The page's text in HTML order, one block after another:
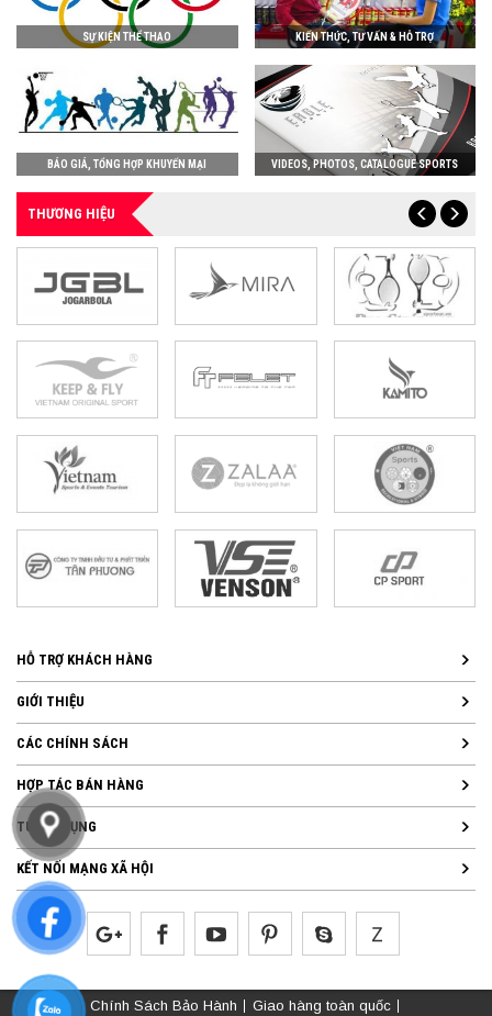
SỰ KIỆN THỂ THAO KIẾN THỨC, TƯ VẤN & HỖ TRỢ
BÁO GIÁ, TỔNG HỢP KHUYẾN MẠI VIDEOS, PHOTOS, CATALOGUE SPORTS
THƯƠNG HIỆU
HỖ TRỢ KHÁCH HÀNG
GIỚI THIỆU
CÁC CHÍNH SÁCH
HỢP TÁC BÁN HÀNG
TUYỂN DỤNG
KẾT NỐI MẠNG XÃ HỘI
Chính Sách Bảo Hành Giao hàng toàn quốc